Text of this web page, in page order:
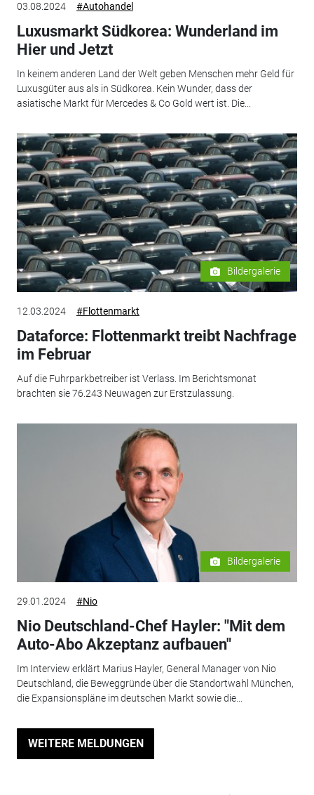
03.08.2024 #Autohandel
Luxusmarkt Südkorea: Wunderland im
Hier und Jetzt
In keinem anderen Land der Welt geben Menschen mehr Geld für
Luxusgüter aus als in Südkorea. Kein Wunder, dass der
asiatische Markt für Mercedes & Co Gold wert ist. Die...
Bildergalerie
12.03.2024 #Flottenmarkt
Dataforce: Flottenmarkt treibt Nachfrage
im Februar
Auf die Fuhrparkbetreiber ist Verlass. Im Berichtsmonat
brachten sie 76.243 Neuwagen zur Erstzulassung.
Bildergalerie
29.01.2024 #Nio
Nio Deutschland-Chef Hayler: "Mit dem
Auto-Abo Akzeptanz aufbauen"
Im Interview erklärt Marius Hayler, General Manager von Nio
Deutschland, die Beweggründe über die Standortwahl München,
die Expansionspläne im deutschen Markt sowie die...
WEITERE MELDUNGEN